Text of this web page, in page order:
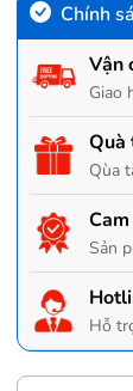
Chính
Vận
Giao
Quà
Qùa
Sản
Hỗ